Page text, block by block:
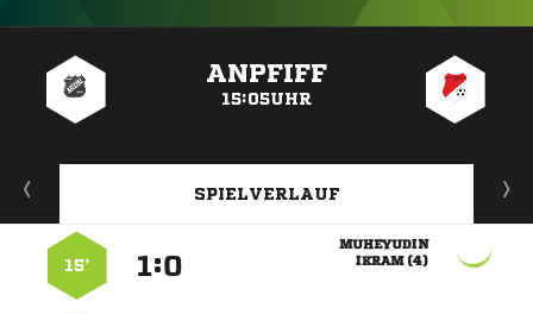
ANPFIFF
15:05UHR
SPIELVERLAUF

 
:
15’